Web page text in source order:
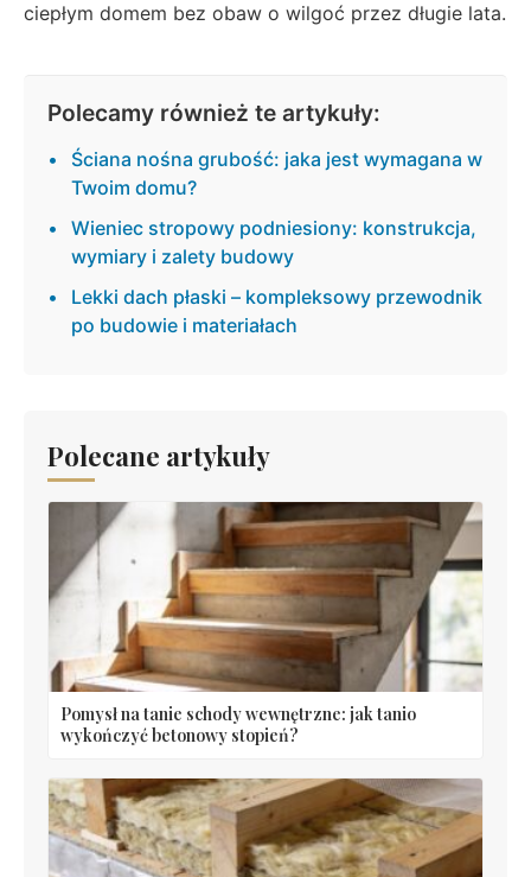
ciepłym domem bez obaw o wilgoć przez długie lata.
Polecamy również te artykuły:
Ściana nośna grubość: jaka jest wymagana w
Twoim domu?
Wieniec stropowy podniesiony: konstrukcja,
wymiary i zalety budowy
Lekki dach płaski – kompleksowy przewodnik
po budowie i materiałach
Polecane artykuły
Pomysł na tanie schody wewnętrzne: jak tanio
wykończyć betonowy stopień?